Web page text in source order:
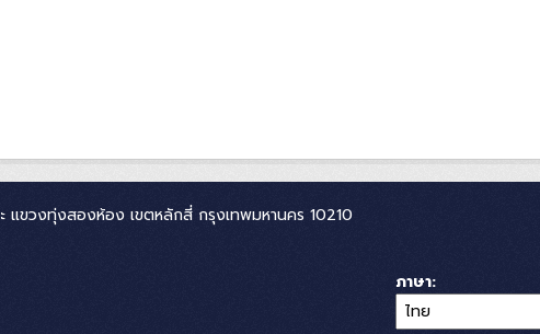
ขวงทุ่งสองห้อง เขตหลักสี่ กรุงเทพมหานคร 10210
ภาษา